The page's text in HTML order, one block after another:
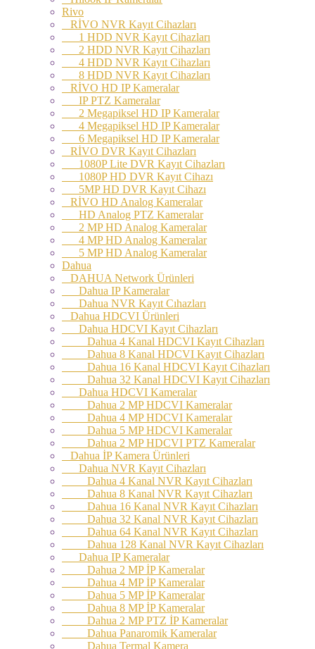
Rivo
RİVO NVR Kayıt Cihazları
1 HDD NVR Kayıt Cihazları
2 HDD NVR Kayıt Cihazları
4 HDD NVR Kayıt Cihazları
8 HDD NVR Kayıt Cihazları
RİVO HD IP Kameralar
IP PTZ Kameralar
2 Megapiksel HD IP Kameralar
4 Megapiksel HD IP Kameralar
6 Megapiksel HD IP Kameralar
RİVO DVR Kayıt Cihazları
1080P Lite DVR Kayıt Cihazları
1080P HD DVR Kayıt Cihazı
5MP HD DVR Kayıt Cihazı
RİVO HD Analog Kameralar
HD Analog PTZ Kameralar
2 MP HD Analog Kameralar
4 MP HD Analog Kameralar
5 MP HD Analog Kameralar
Dahua
DAHUA Network Ürünleri
Dahua IP Kameralar
Dahua NVR Kayıt Cıhazları
Dahua HDCVI Ürünleri
Dahua HDCVI Kayıt Cihazları
Dahua 4 Kanal HDCVI Kayıt Cihazları
Dahua 8 Kanal HDCVI Kayıt Cihazları
Dahua 16 Kanal HDCVI Kayıt Cihazları
Dahua 32 Kanal HDCVI Kayıt Cihazları
Dahua HDCVI Kameralar
Dahua 2 MP HDCVI Kameralar
Dahua 4 MP HDCVI Kameralar
Dahua 5 MP HDCVI Kameralar
Dahua 2 MP HDCVI PTZ Kameralar
Dahua İP Kamera Ürünleri
Dahua NVR Kayıt Cihazları
Dahua 4 Kanal NVR Kayıt Cihazları
Dahua 8 Kanal NVR Kayıt Cihazları
Dahua 16 Kanal NVR Kayıt Cihazları
Dahua 32 Kanal NVR Kayıt Cihazları
Dahua 64 Kanal NVR Kayıt Cihazları
Dahua 128 Kanal NVR Kayıt Cihazları
Dahua IP Kameralar
Dahua 2 MP İP Kameralar
Dahua 4 MP İP Kameralar
Dahua 5 MP İP Kameralar
Dahua 8 MP İP Kameralar
Dahua 2 MP PTZ İP Kameralar
Dahua Panaromik Kameralar
Dahua Termal Kamera